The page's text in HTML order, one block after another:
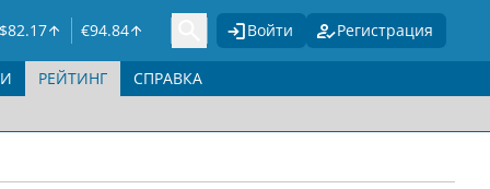
$82.17 €94.84 Войти Регистрация
РЕЙТИНГ
СПРАВКА